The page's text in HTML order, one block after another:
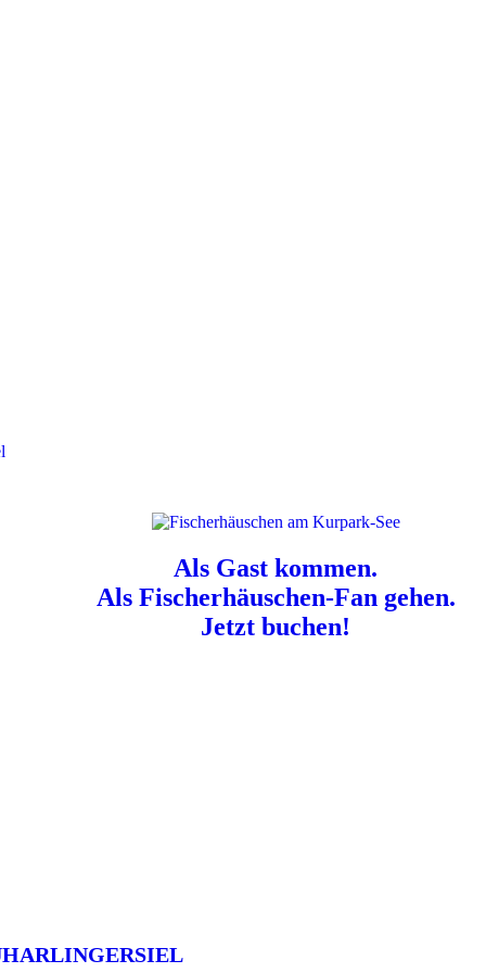
Als Gast kommen.
Als Fischerhäuschen-Fan gehen.
Jetzt buchen!